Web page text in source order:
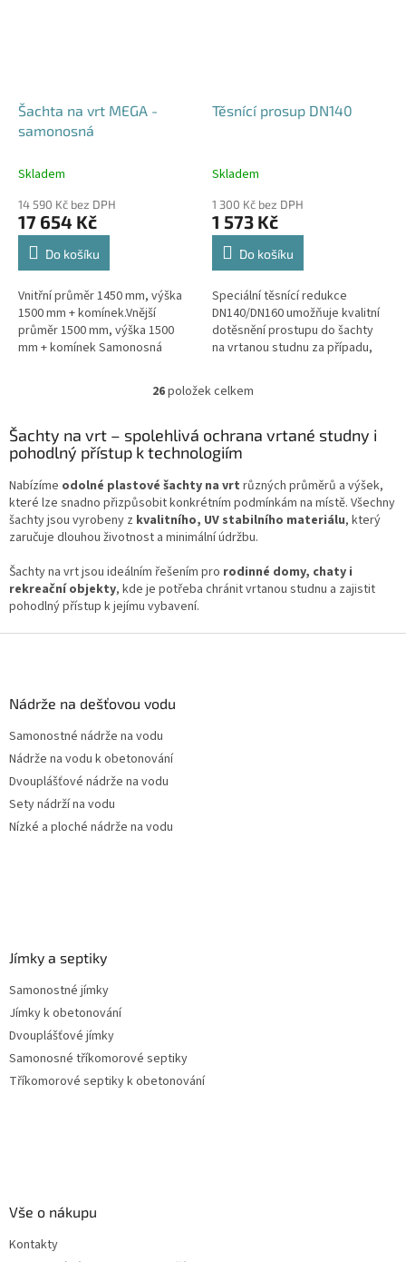
Šachta na vrt MEGA -
samonosná
Skladem
14 590 Kč bez DPH
17 654 Kč
Do košíku
Vnitřní průměr 1450 mm, výška
1500 mm + komínek.Vnější
průměr 1500 mm, výška 1500
mm + komínek Samonosná
obetonování.Volitelné průměry i
Těsnící prosup DN140
Skladem
1 300 Kč bez DPH
1 573 Kč
Do košíku
Speciální těsnící redukce
DN140/DN160 umožňuje kvalitní
dotěsnění prostupu do šachty
na vrtanou studnu za případu,
potrubí DN140.
O
l
á
a
c
í
p
v
k
ý
26položek celkem
Šachty na vrt – spolehlivá ochrana vrtané studny i
pohodlný přístup k technologiím
Nabízíme odolné plastové šachty na vrt různých průměrů a výšek,
které lze snadno přizpůsobit konkrétním podmínkám na místě. Všechny
šachty jsou vyrobeny z kvalitního, UV stabilního materiálu, který
zaručuje dlouhou životnost a minimální údržbu.
Šachty na vrt jsou ideálním řešením pro rodinné domy, chaty i
rekreační objekty, kde je potřeba chránit vrtanou studnu a zajistit
pohodlný přístup k jejímu vybavení.
Nádrže na dešťovou vodu
Samonostné nádrže na vodu
Nádrže na vodu k obetonování
Dvouplášťové nádrže na vodu
Sety nádrží na vodu
Nízké a ploché nádrže na vodu
Jímky a septiky
Samonostné jímky
Jímky k obetonování
Dvouplášťové jímky
Samonosné tříkomorové septiky
Tříkomorové septiky k obetonování
Vše o nákupu
Kontakty